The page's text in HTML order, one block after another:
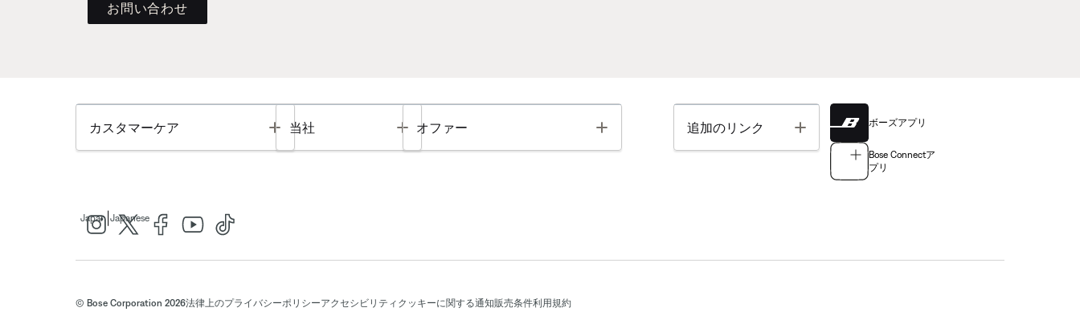
お問い合わせ
カスタマーケア Toggle
当社 Toggle
オファー Toggle 追加のリンク Toggle ボーズアプリ
Bose Connectア
プリ
Japan Japanese
© Bose Corporation 2026法律上のプライバシーポリシーアクセシビリティ クッキーに関する通知販売条件利用規約